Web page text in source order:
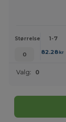
Størrelse 1-7
0 82.28kr
Valg: 0